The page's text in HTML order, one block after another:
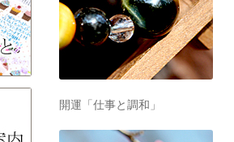
開運「仕事と調和」